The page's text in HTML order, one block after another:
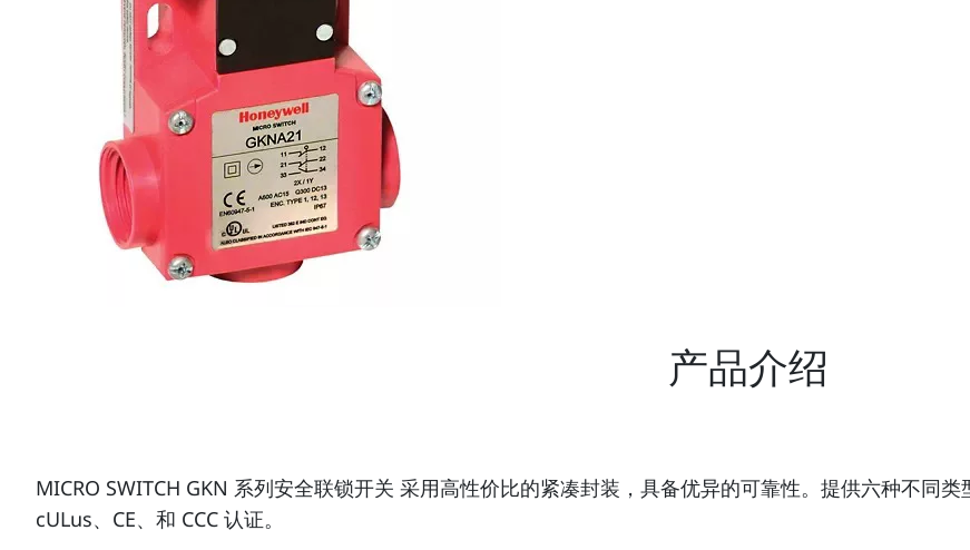
产品介绍
MICRO SWITCH GKN 系列安全联锁开关 采用高性价比的紧凑封装，具备优异的可靠性。提供六种不同
cULus、CE、和 CCC 认证。